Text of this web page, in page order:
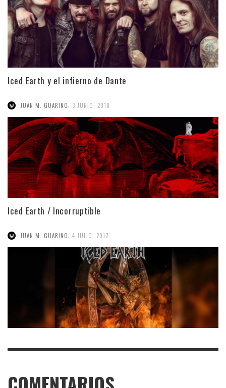
Iced Earth y el infierno de Dante
JUAN M. GUARINO 3 JUNIO, 2018
Iced Earth / Incorruptible
JUAN M. GUARINO 4 JULIO, 2017